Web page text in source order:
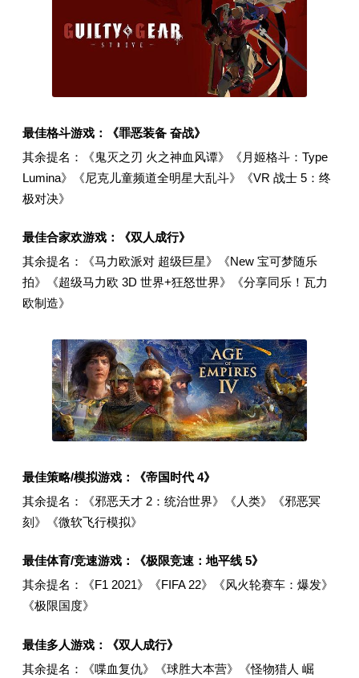
最佳格斗游戏：《罪恶装备 奋战》
其余提名：《鬼灭之刃 火之神血风谭》《月姬格斗：Type
Lumina》《尼克儿童频道全明星大乱斗》《VR 战士 5：终
极对决》
最佳合家欢游戏：《双人成行》
其余提名：《马力欧派对 超级巨星》《New 宝可梦随乐
拍》《超级马力欧 3D 世界+狂怒世界》《分享同乐！瓦力
欧制造》
最佳策略/模拟游戏：《帝国时代 4》
其余提名：《邪恶天才 2：统治世界》《人类》《邪恶冥
刻》《微软飞行模拟》
最佳体育/竞速游戏：《极限竞速：地平线 5》
其余提名：《F1 2021》《FIFA 22》《风火轮赛车：爆发》
《极限国度》
最佳多人游戏：《双人成行》
其余提名：《喋血复仇》《球胜大本营》《怪物猎人 崛